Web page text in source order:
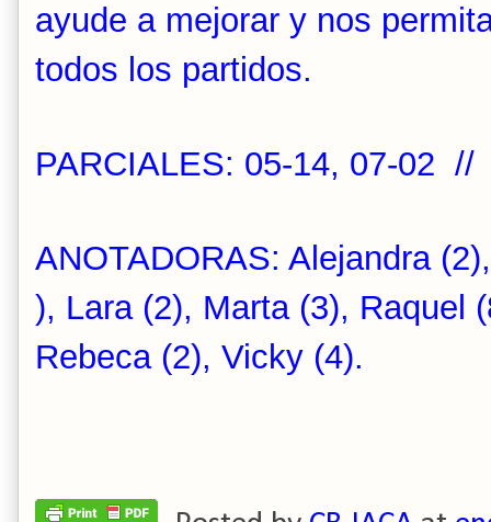
ayude a mejorar y nos
todos los partidos.
PARCIALES: 05-14, 07-02
ANOTADORAS: Alejandra
), Lara (2), Marta (3), Raquel
Rebeca (2), Vicky (4).